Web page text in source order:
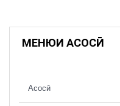
МЕНЮИ АСОСӢ
Асосӣ